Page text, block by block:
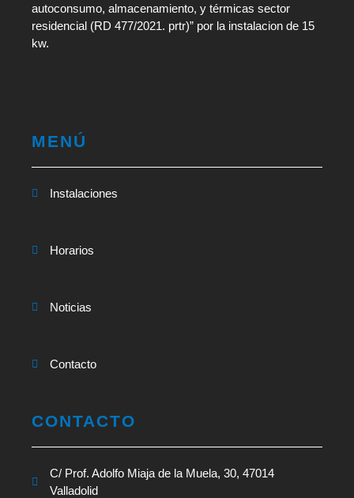
autoconsumo, almacenamiento, y térmicas sector
residencial (RD 477/2021. prtr)” por la instalacion de 15
kw.
MENÚ
Instalaciones
Horarios
Noticias
Contacto
CONTACTO
C/ Prof. Adolfo Miaja de la Muela, 30, 47014
Valladolid